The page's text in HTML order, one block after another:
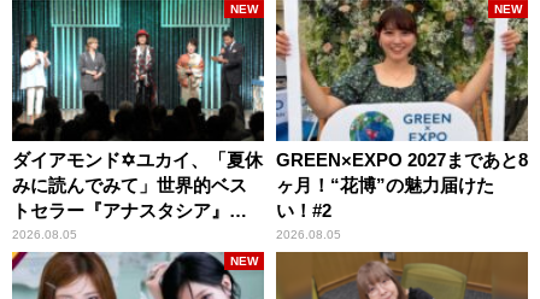
ダイアモンド✡ユカイ、「夏休
みに読んでみて」世界的ベス
トセラー『アナスタシア』を
紹介
2026.08.05
NEW
GREEN×EXPO 2027まであと8
ヶ月！“花博”の魅力届けた
い！#2
2026.08.05
NEW
NEW